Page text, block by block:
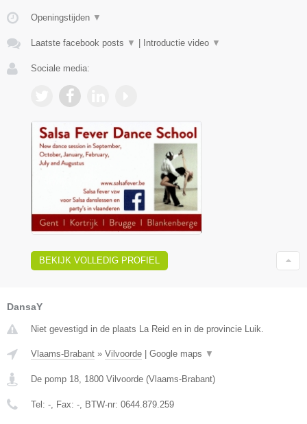
Openingstijden ▼
Laatste facebook posts ▼ Introductie video ▼
Sociale media:
BEKIJK VOLLEDIG PROFIEL
DansaY
Niet gevestigd in de plaats La Reid en in de provincie Luik.
Vlaams-Brabant » Vilvoorde | Google maps ▼
De pomp 18 1800 Vilvoorde (Vlaams-Brabant)
Tel: - , Fax: - , BTW-nr: 0644.879.259